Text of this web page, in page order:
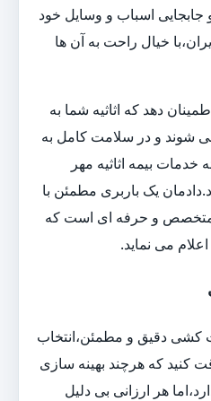
جابجایی اسباب و وسایل خود
خیال راحت به آن ها
دهد که اثاثیه شما به
شوند و در سلامت کامل به
بیمه اثاثیه مهر
یک باربری مطمئن با
متخصص و حرفه ای است که
می نماید.
کشی دقیق و مطمئن،انتخاب
کنید که هرچند بهینه سازی
هر ارزانی بی دلیل